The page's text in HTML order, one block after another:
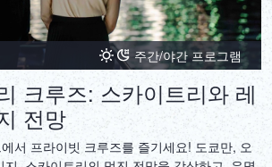
주간/야간 프로그램
크루즈: 스카이트리와 레
전망
서 프라이빗 크루즈를 즐기세요! 도쿄만, 오